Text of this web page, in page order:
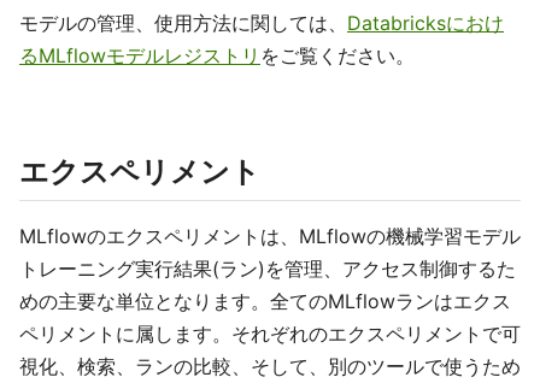
モデルの管理、使用方法に関しては、 Databricksにおけ
るMLflowモデルレジストリ をご覧ください。
エクスペリメント
MLflowのエクスペリメントは、MLflowの機械学習モデル
トレーニング実行結果(ラン)を管理、アクセス制御するた
めの主要な単位となります。全てのMLflowランはエクス
ペリメントに属します。それぞれのエクスペリメントで可
視化、検索、ランの比較、そして、別のツールで使うため